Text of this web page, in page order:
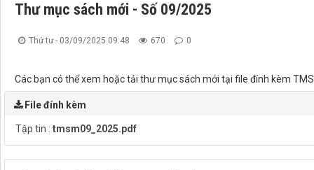
Thư mục sách mới - Số 09/2025
Thứ tư - 03/09/2025 09:48 670 0
Các bạn có thể xem hoặc tải thư mục sách mới tại file đính kèm
File đính kèm
Tập tin : tmsm09_2025.pdf